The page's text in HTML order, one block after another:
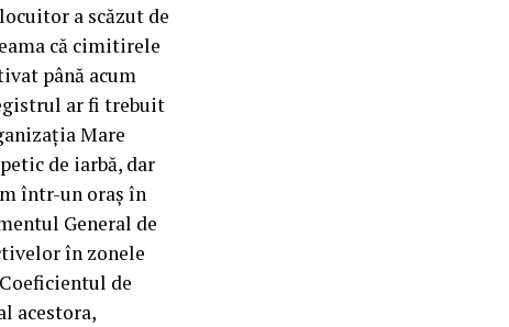
a scăzut de
că cimitirele
până acum
ar fi trebuit
Mare
de iarbă, dar
într-un oraș în
General de
în zonele
de
acestora,